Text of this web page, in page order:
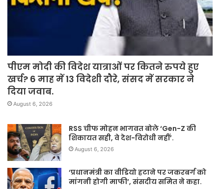
पीएम मोदी की विदेश यात्राओं पर कितने रुपये हुए
खर्च? 6 माह में 13 विदेशी दौरे, संसद में सरकार ने
दिया जवाब.
August 6, 2026
RSS चीफ मोहन भागवत बोले ‘Gen-Z की
शिकायत सही, वे देश-विरोधी नहीं’.
August 6, 2026
‘प्रधानमंत्री का वीडियो हटाने पर जकरबर्ग को
मांगनी होगी माफी’, संसदीय समित ने कहा.